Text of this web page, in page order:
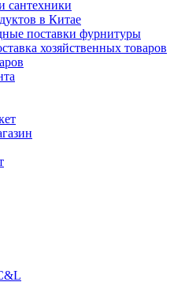
сантехники
в Китае
поставки фурнитуры
хозяйственных товаров